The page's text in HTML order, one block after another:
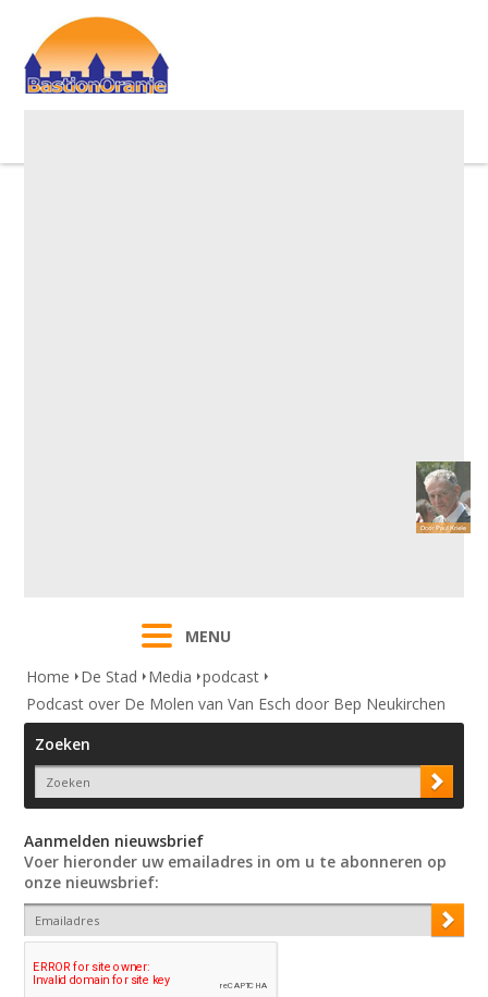
MENU
Home
De Stad Media podcast
Podcast over De Molen van Van Esch door Bep Neukirchen
Zoeken
Aanmelden nieuwsbrief
Voer hieronder uw emailadres in om u te abonneren op
onze nieuwsbrief: